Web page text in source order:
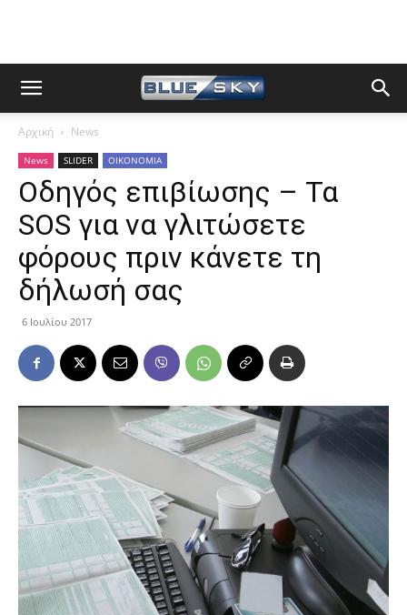
Αρχική News
News SLIDER ΟΙΚΟΝΟΜΙΑ
Οδηγός επιβίωσης – Τα
SOS για να γλιτώσετε
φόρους πριν κάνετε τη
δήλωσή σας
6 Ιουλίου 2017